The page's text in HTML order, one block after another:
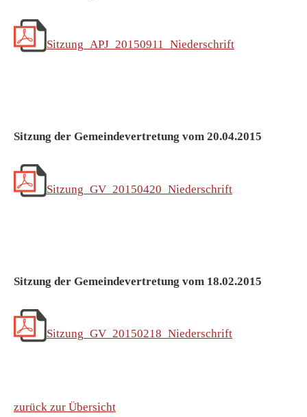
Sitzung_APJ_20150911_Niederschrift
Sitzung der Gemeindevertretung vom 20.04.2015
Sitzung_GV_20150420_Niederschrift
Sitzung der Gemeindevertretung vom 18.02.2015
Sitzung_GV_20150218_Niederschrift
zurück zur Übersicht